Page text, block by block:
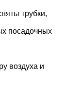
трубки,
посадочных
воздуха и